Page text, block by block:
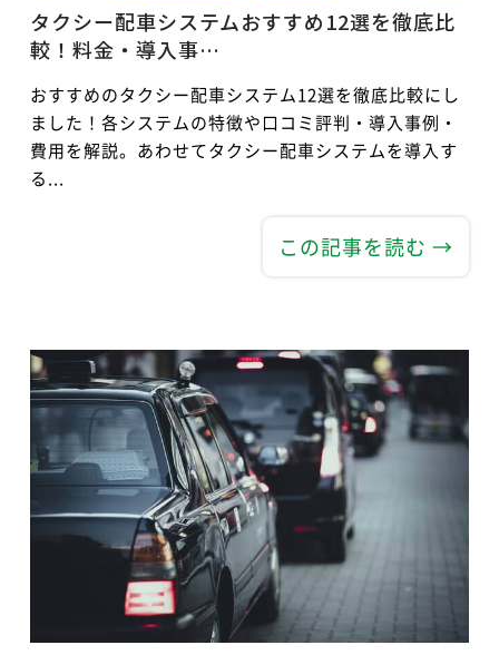
タクシー配車システムおすすめ12選を徹底比
較！料金・導入事…
おすすめのタクシー配車システム12選を徹底比較にし
ました！各システムの特徴や口コミ評判・導入事例・
費用を解説。あわせてタクシー配車システムを導入す
る...
この記事を読む →